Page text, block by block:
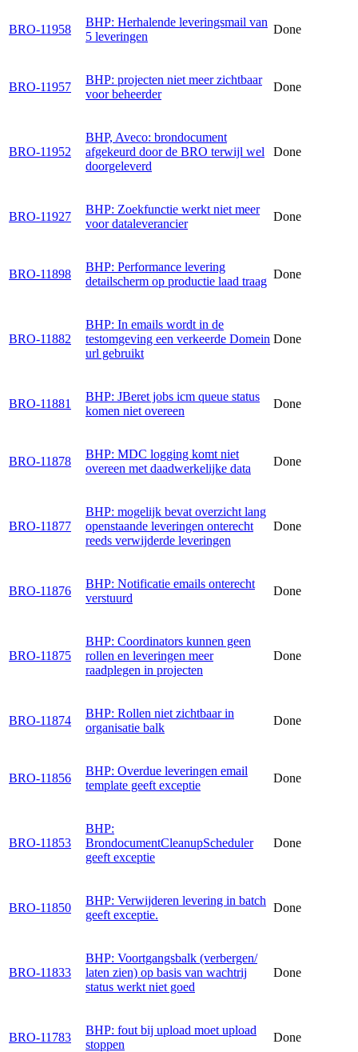
BRO-11958
BHP: Herhalende leveringsmail van
5 leveringen
Done
BRO-11957
BHP: projecten niet meer zichtbaar
voor beheerder
Done
BRO-11952
BHP, Aveco: brondocument
afgekeurd door de BRO terwijl wel
doorgeleverd
Done
BRO-11927
BHP: Zoekfunctie werkt niet meer
voor dataleverancier
Done
BRO-11898
BHP: Performance levering
detailscherm op productie laad traag
Done
BRO-11882
BHP: In emails wordt in de
testomgeving een verkeerde Domein
url gebruikt
Done
BRO-11881
BHP: JBeret jobs icm queue status
komen niet overeen
Done
BRO-11878
BHP: MDC logging komt niet
overeen met daadwerkelijke data
Done
BRO-11877
BHP: mogelijk bevat overzicht lang
openstaande leveringen onterecht
reeds verwijderde leveringen
Done
BRO-11876
BHP: Notificatie emails onterecht
verstuurd
Done
BRO-11875
BHP: Coordinators kunnen geen
rollen en leveringen meer
raadplegen in projecten
Done
BRO-11874
BHP: Rollen niet zichtbaar in
organisatie balk
Done
BRO-11856
BHP: Overdue leveringen email
template geeft exceptie
Done
BRO-11853
BHP:
BrondocumentCleanupScheduler
geeft exceptie
Done
BRO-11850
BHP: Verwijderen levering in batch
geeft exceptie.
Done
BRO-11833
BHP: Voortgangsbalk (verbergen/
laten zien) op basis van wachtrij
status werkt niet goed
Done
BRO-11783
BHP: fout bij upload moet upload
stoppen
Done